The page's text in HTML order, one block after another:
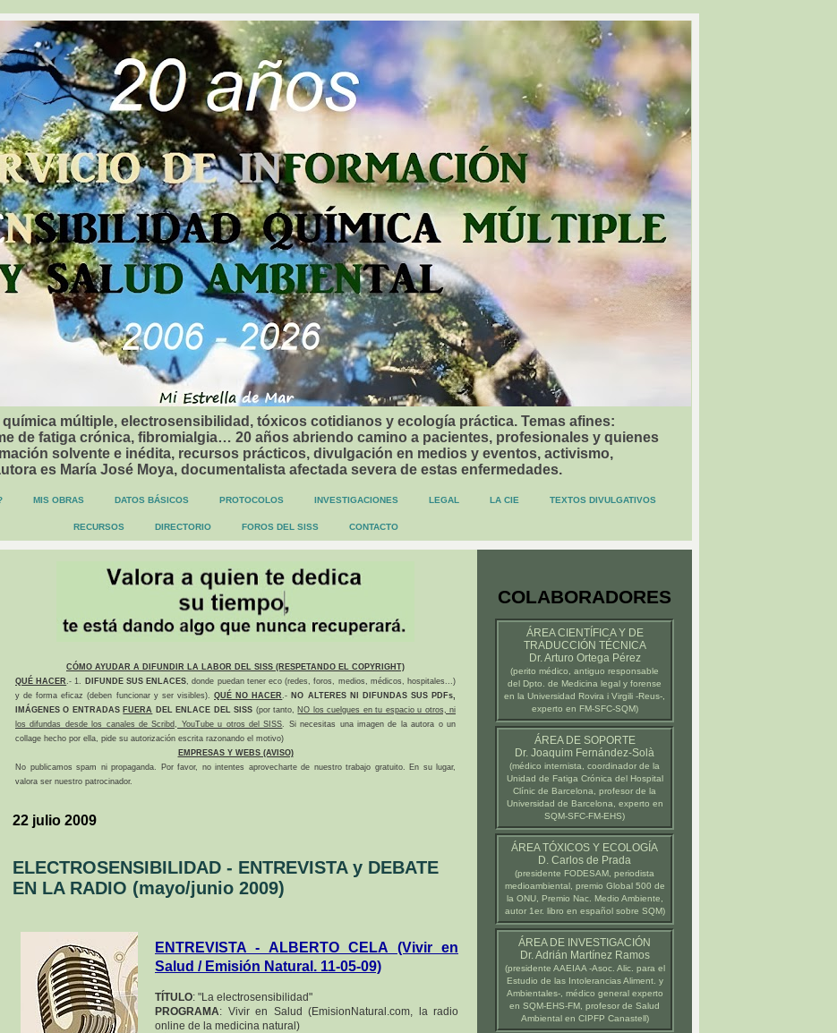
múltiple, electrosensibilidad, tóxicos cotidianos y ecología práctica. Temas afines:
de fatiga crónica, fibromialgia… 20 años abriendo camino a pacientes, profesionales y quienes
solvente e inédita, recursos prácticos, divulgación en medios y eventos, activismo,
es María José Moya, documentalista afectada severa de estas enfermedades.
MIS OBRAS DATOS BÁSICOS PROTOCOLOS INVESTIGACIONES LEGAL LA CIE TEXTOS DIVULGATIVOS
RECURSOS DIRECTORIO FOROS DEL SISS CONTACTO
CÓMO AYUDAR A DIFUNDIR LA LABOR DEL SISS (RESPETANDO EL COPYRIGHT)
QUÉ HACER.- 1. DIFUNDE SUS ENLACES, donde puedan tener eco (redes, foros, medios, médicos, hospitales...)
y de forma eficaz (deben funcionar y ser visibles).QUÉ NO HACER.- NO ALTERES NI DIFUNDAS SUS PDFs,
IMÁGENES O ENTRADAS FUERA DEL ENLACE DEL SISS (por tanto, NO los cuelgues en tu espacio u otros, ni
los difundas desde los canales de Scribd, YouTube u otros del SISS. Si necesitas una imagen de la autora o un
collage hecho por ella, pide su autorización escrita razonando el motivo)
EMPRESAS Y WEBS (AVISO)
No publicamos spam ni propaganda. Por favor, no intentes aprovecharte de nuestro trabajo gratuito. En su lugar,
valora ser nuestro patrocinador.
22 julio 2009
ELECTROSENSIBILIDAD - ENTREVISTA y DEBATE
EN LA RADIO (mayo/junio 2009)
ENTREVISTA - ALBERTO CELA (Vivir en
Salud / Emisión Natural. 11-05-09)
TÍTULO: "La electrosensibilidad"
PROGRAMA: Vivir en Salud (EmisionNatural.com, la radio
online de la medicina natural)
COLABORADORES
ÁREA CIENTÍFICA Y DE
TRADUCCIÓN TÉCNICA
Dr. Arturo Ortega Pérez
(perito médico , antiguo responsable
del Dpto. de Medicina legal y forense
en la Universidad Rovira i Virgili -Reus-
experto en FM-SFC-SQM)
ÁREA DE SOPORTE
Dr. Joaquim Fernández-Solà
(médico internista, coordinador de la
Unidad de Fatiga Crónica del Hospital
Clínic de Barcelona , profesor de la
Universidad de Barcelona , experto en
SQM-SFC-FM-EHS)
ÁREA TÓXICOS Y ECOLOGÍA
D. Carlos de Prada
(presidente FODESAM , periodista
medioambiental, premio Global 500 de
la ONU, Premio Nac. Medio Ambiente,
autor 1er. libro en español sobre SQM)
ÁREA DE INVESTIGACIÓN
Dr. Adrián Martínez Ramos
(presidente AAEIAA-Asoc. Alic. para el
Estudio de las Intolerancias Aliment. y
Ambientales-, médico general experto
en SQM-EHS-FM, profesor de Salud
Ambiental en CIPFP Canastell)